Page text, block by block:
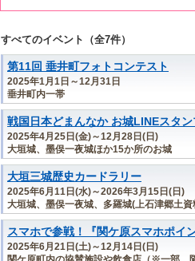
すべてのイベント（全7件）
第11回 垂井町フォトコンテスト
2025年1月1日～12月31日
垂井町内一帯
戦国日本どまんなか お城LINEスタ
2025年4月25日(金)～12月28日(日)
大垣城、墨俣一夜城ほか15か所のお城
大垣三城歴史カードラリー
2025年6月11日(水)～2026年3月15日(日)
大垣城、墨俣一夜城、多羅城(上石津郷土資
スマホで参戦！『関ケ原スマホポイ
2025年6月21日(土)～12月14日(日)